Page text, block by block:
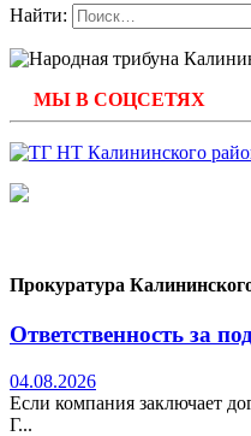
Найти:
МЫ В СОЦСЕТЯХ
Прокуратура
Ответственность за
04.08.2026
Если компания заключает
Г...